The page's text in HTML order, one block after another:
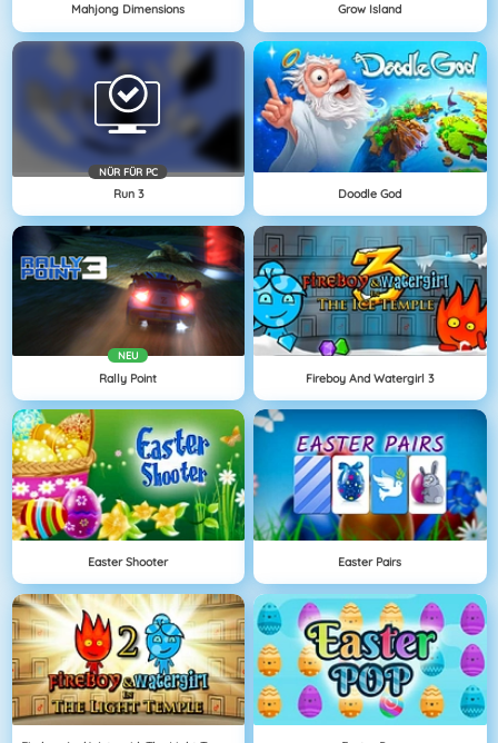
Mahjong Dimensions Grow Island
NÜR FÜR PC
Run 3 Doodle God
NEU
Rally Point Fireboy And Watergirl 3
Easter Shooter Easter Pairs